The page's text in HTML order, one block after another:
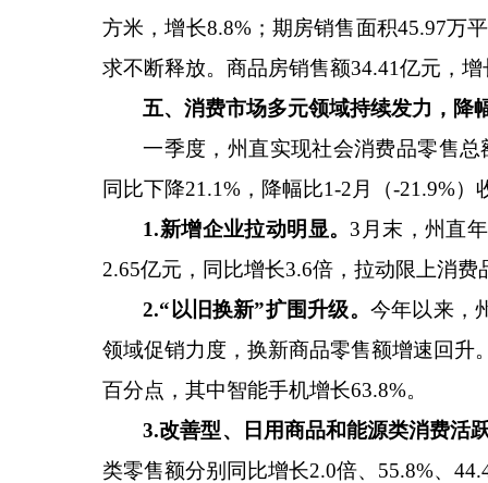
方米，增长8.8%；期房销售面积45.97万
求不断释放。商品房销售额34.41亿元，增
五、消费市场多元领域持续发力，降
一季度，州直实现社会消费品零售总
同比下降21.1% ，降幅比1-2 月（-21.9%）
1.新增企业拉动明显。 3 月末，州直
2.65亿元，同比增长3.6倍，拉动限上消费
2.“以旧换新”扩围升级。 今年以来，
领域促销力度，换新商品零售额增速回升
百分点，其中智能手机增长63.8%。
3.改善型、日用商品和能源类消费活
类零售额分别同比增长2.0倍、 55.8%、